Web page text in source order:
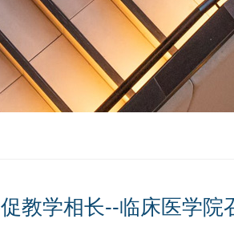
教学相长--临床医学院